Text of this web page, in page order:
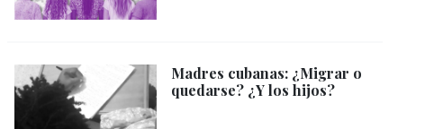
Madres cubanas: ¿Migrar o
quedarse? ¿Y los hijos?